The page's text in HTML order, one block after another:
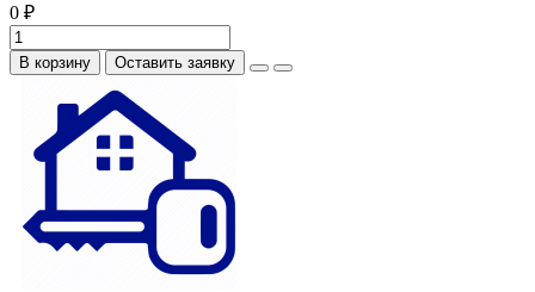
0 ₽
В корзину Оставить заявку